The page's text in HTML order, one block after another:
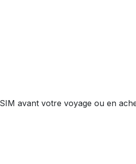
avant votre voyage ou en